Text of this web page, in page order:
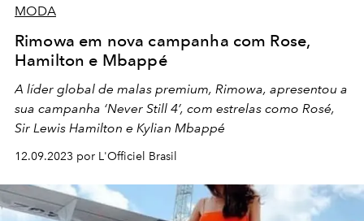
MODA
Rimowa em nova campanha com Rose,
Hamilton e Mbappé
A líder global de malas premium, Rimowa, apresentou a
sua campanha ‘Never Still 4’, com estrelas como Rosé,
Sir Lewis Hamilton e Kylian Mbappé
12.09.2023 por L'Officiel Brasil